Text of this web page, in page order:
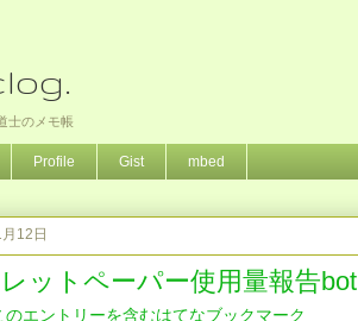
士のメモ帳
Profile Gist mbed
12日
レットペーパー使用量報告bot